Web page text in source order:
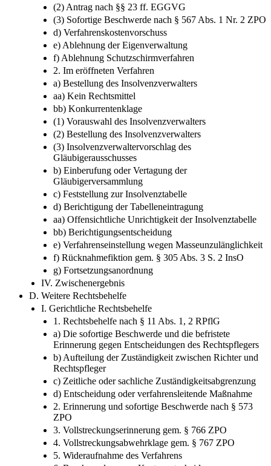
(2) Antrag nach §§ 23 ff. EGGVG
(3) Sofortige Beschwerde nach § 567 Abs. 1 Nr. 2 ZPO
d) Verfahrenskostenvorschuss
e) Ablehnung der Eigenverwaltung
f) Ablehnung Schutzschirmverfahren
2. Im eröffneten Verfahren
a) Bestellung des Insolvenzverwalters
aa) Kein Rechtsmittel
bb) Konkurrentenklage
(1) Vorauswahl des Insolvenzverwalters
(2) Bestellung des Insolvenzverwalters
(3) Insolvenzverwaltervorschlag des
Gläubigerausschusses
b) Einberufung oder Vertagung der
Gläubigerversammlung
c) Feststellung zur Insolvenztabelle
d) Berichtigung der Tabelleneintragung
aa) Offensichtliche Unrichtigkeit der Insolvenztabelle
bb) Berichtigungsentscheidung
e) Verfahrenseinstellung wegen Masseunzulänglichkeit
f) Rücknahmefiktion gem. § 305 Abs. 3 S. 2 InsO
g) Fortsetzungsanordnung
IV. Zwischenergebnis
D. Weitere Rechtsbehelfe
I. Gerichtliche Rechtsbehelfe
1. Rechtsbehelfe nach § 11 Abs. 1, 2 RPflG
a) Die sofortige Beschwerde und die befristete
Erinnerung gegen Entscheidungen des Rechtspflegers
b) Aufteilung der Zuständigkeit zwischen Richter und
Rechtspfleger
c) Zeitliche oder sachliche Zuständigkeitsabgrenzung
d) Entscheidung oder verfahrensleitende Maßnahme
2. Erinnerung und sofortige Beschwerde nach § 573
ZPO
3. Vollstreckungserinnerung gem. § 766 ZPO
4. Vollstreckungsabwehrklage gem. § 767 ZPO
5. Wideraufnahme des Verfahrens